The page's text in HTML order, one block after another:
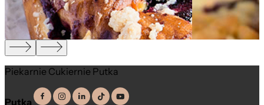
Piekarnie Cukiernie Putka
Putka